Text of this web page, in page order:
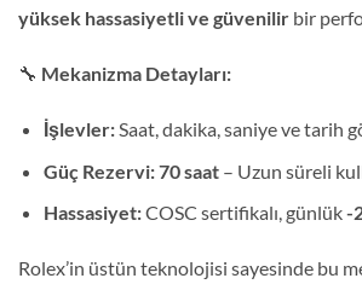
yüksek hassasiyetli ve güvenilir bir
🔧 Mekanizma Detayları:
İşlevler:Saat, dakika, saniye ve tarih
Güç Rezervi:70 saat– Uzun süreli
Hassasiyet:COSC sertifikalı, günlük-
Rolex’in üstün teknolojisi sayesinde bu